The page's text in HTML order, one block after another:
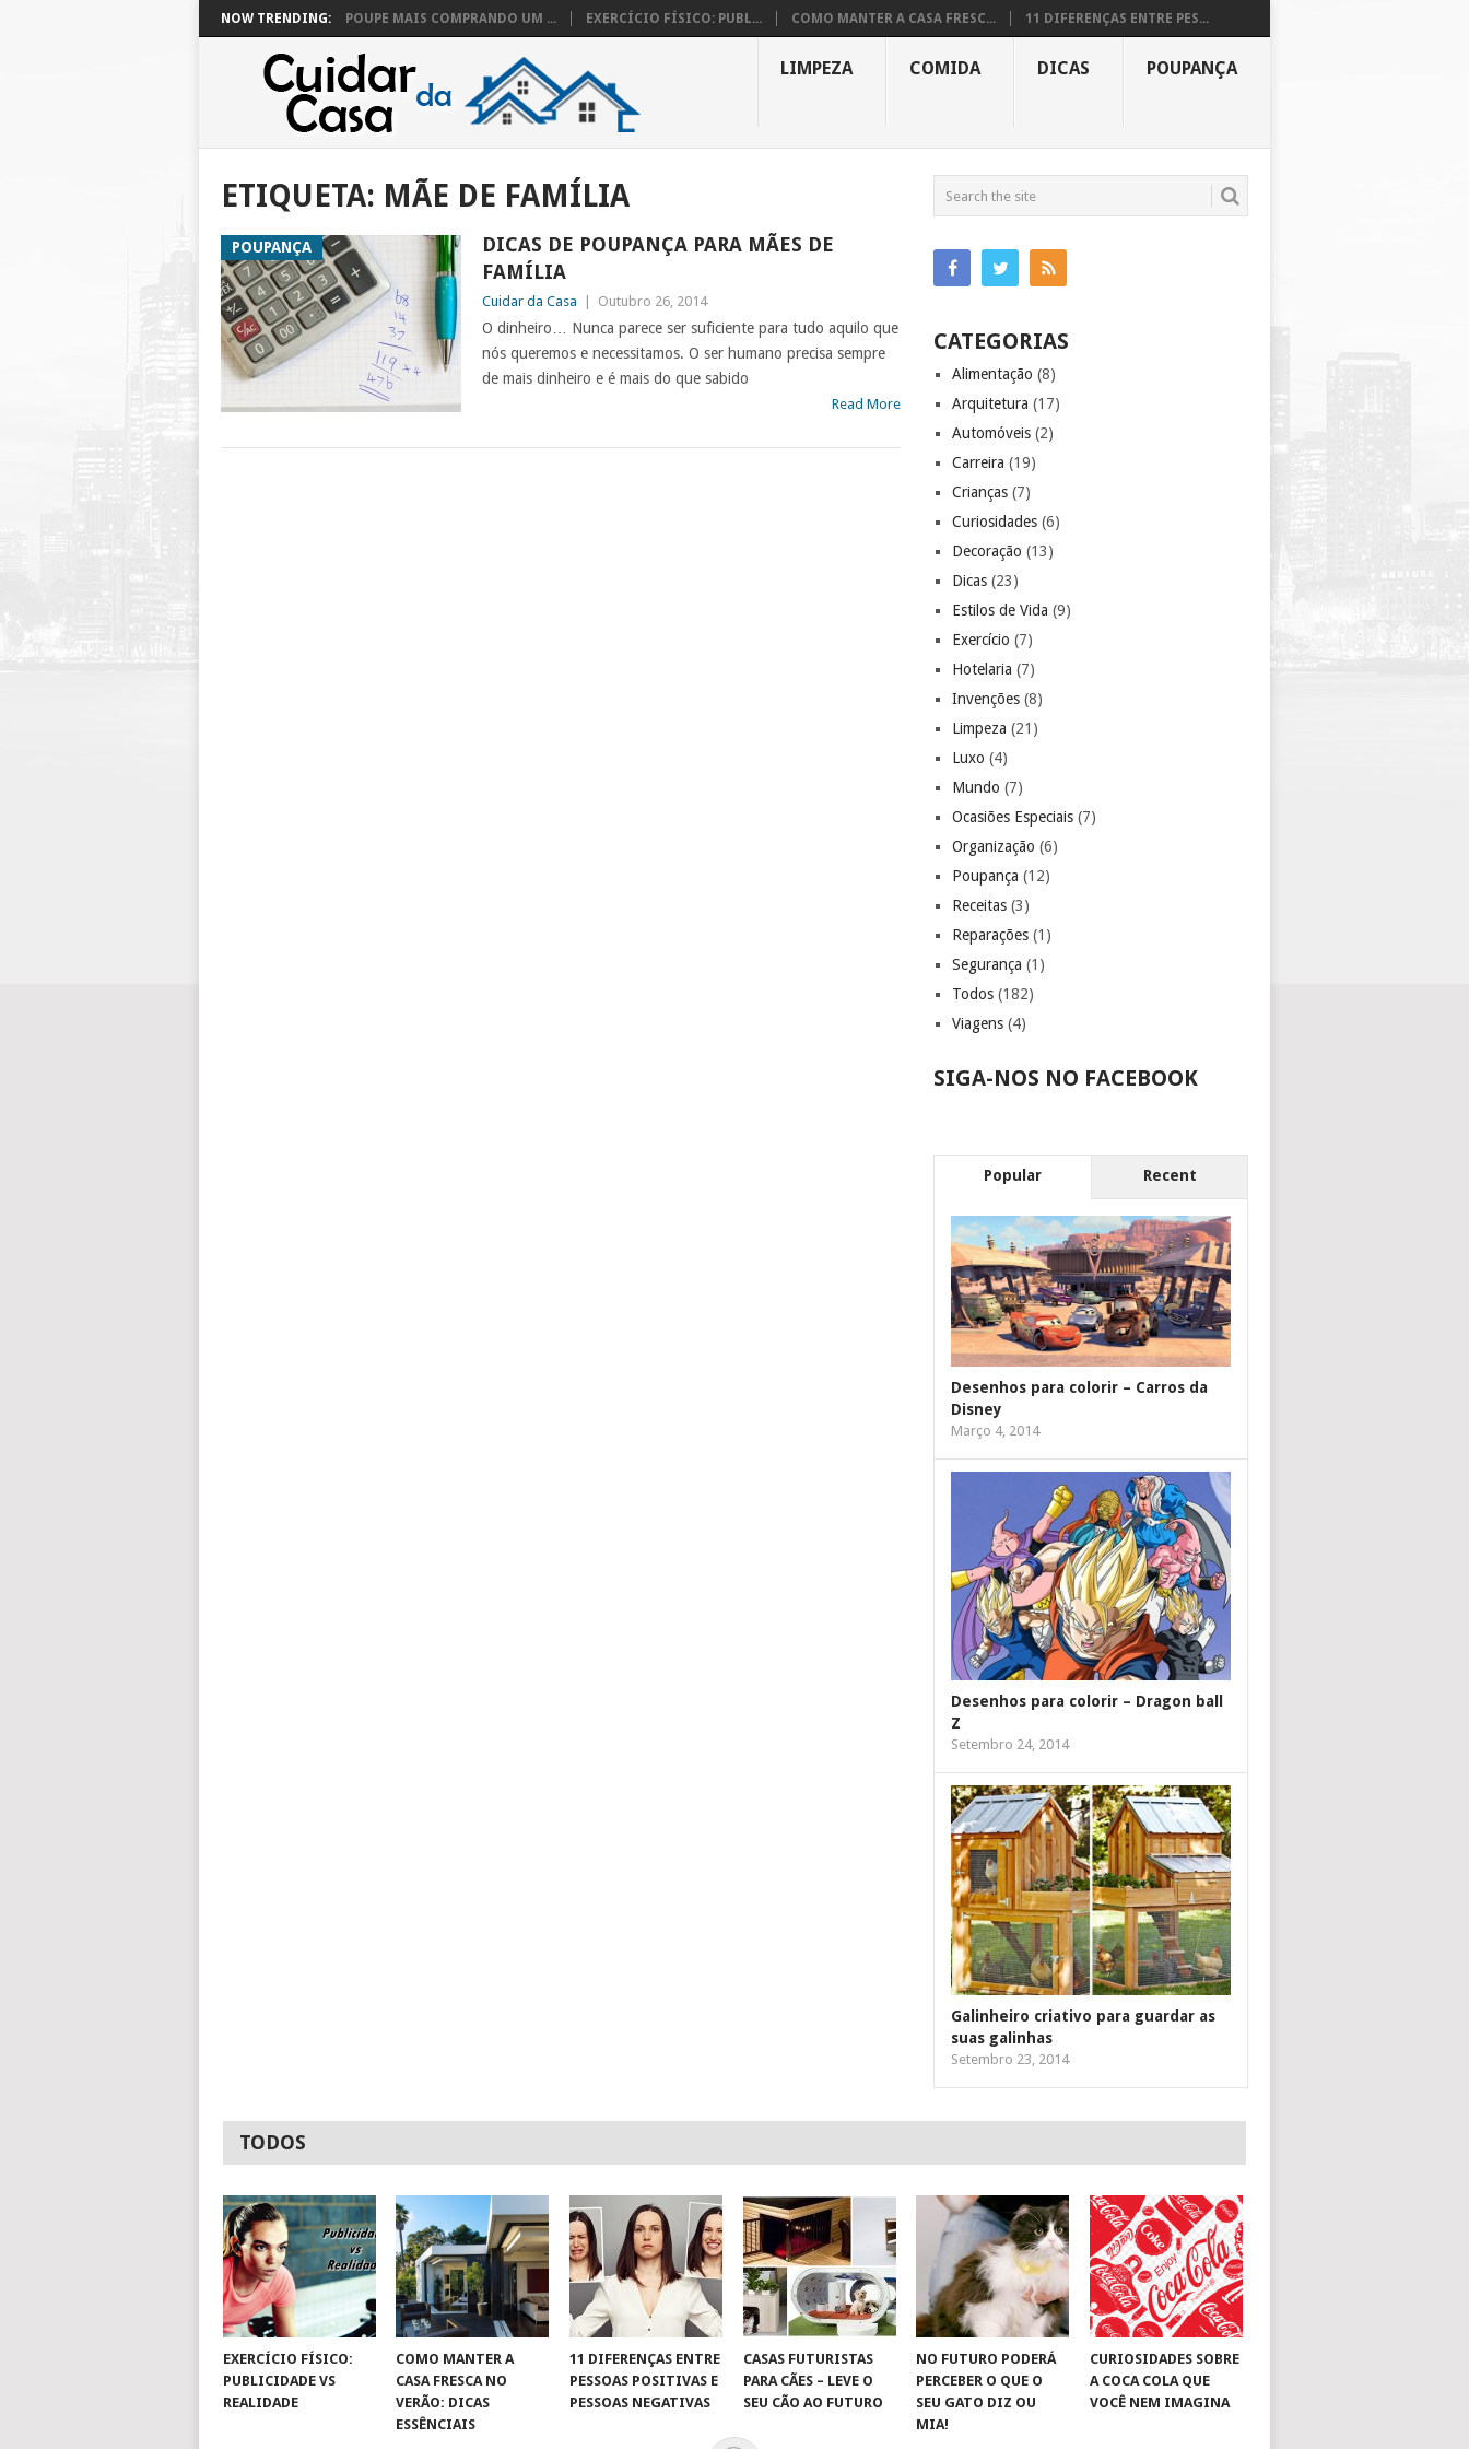
NOW TRENDING: POUPE MAIS COMPRANDO UM ... EXERCÍCIO FÍSICO: PUBL... COMO MANTER A CASA FRESC... 11 DIFERENÇAS ENTRE PES...
LIMPEZA COMIDA DICAS POUPANÇA
ETIQUETA: MÃE DE FAMÍLIA
POUPANÇA
DICAS DE POUPANÇA PARA MÃES DE
FAMÍLIA
Cuidar da Casa Outubro 26, 2014
O dinheiro… Nunca parece ser suficiente para tudo aquilo que
nós queremos e necessitamos. O ser humano precisa sempre
de mais dinheiro e é mais do que sabido
Read More
CATEGORIAS
Alimentação (8)
Arquitetura (17)
Automóveis (2)
Carreira (19)
Crianças (7)
Curiosidades (6)
Decoração (13)
Dicas (23)
Estilos de Vida (9)
Exercício (7)
Hotelaria (7)
Invenções (8)
Limpeza (21)
Luxo (4)
Mundo (7)
Ocasiões Especiais (7)
Organização (6)
Poupança (12)
Receitas (3)
Reparações (1)
Segurança (1)
Todos (182)
Viagens (4)
SIGA-NOS NO FACEBOOK
Popular Recent
Desenhos para colorir – Carros da
Disney
Março 4, 2014
Desenhos para colorir – Dragon ball
Z
Setembro 24, 2014
Galinheiro criativo para guardar as
suas galinhas
Setembro 23, 2014
TODOS
EXERCÍCIO FÍSICO:
PUBLICIDADE VS
REALIDADE
COMO MANTER A
CASA FRESCA NO
VERÃO: DICAS
ESSÊNCIAIS
11 DIFERENÇAS ENTRE
PESSOAS POSITIVAS E
PESSOAS NEGATIVAS
CASAS FUTURISTAS
PARA CÃES – LEVE O
SEU CÃO AO FUTURO
NO FUTURO PODERÁ
PERCEBER O QUE O
SEU GATO DIZ OU
MIA!
CURIOSIDADES SOBRE
A COCA COLA QUE
VOCÊ NEM IMAGINA